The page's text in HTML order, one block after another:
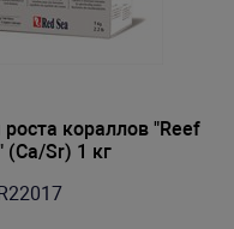
кораллов "Reef
(Ca/Sr) 1 кг